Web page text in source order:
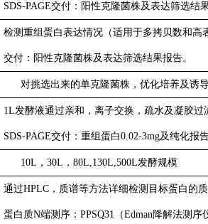
SDS-PAGE交付：阳性克隆菌株及表达筛选结
检测重组蛋白表达情况（适用于多拷贝数和高
交付：阳性克隆菌株及表达筛选结果报告。
对挑选出来的单克隆菌株，优化培养及诱
1L发酵液通过亲和，离子交换，疏水及凝胶过
SDS-PAGE交付：重组蛋白0.02-3mg及纯化报
10L，30L，80L,130L,500L发酵规模
通过HPLC，质谱等方法详细检测目标蛋白的质
蛋白质N端测序：PPSQ31（Edman降解法测序